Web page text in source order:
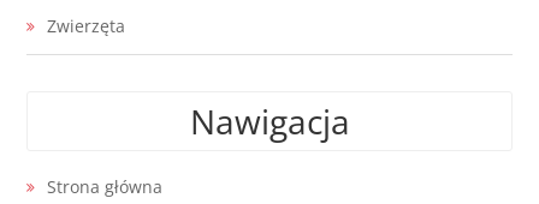
Zwierzęta
Nawigacja
Strona główna